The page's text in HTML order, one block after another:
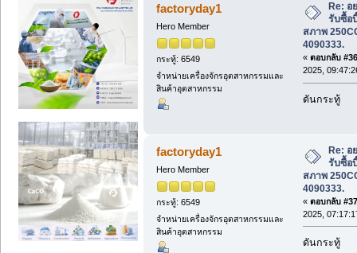
factoryday1
Hero Member
กระทู้: 6549
จำหน่ายเครื่องจักรอุตสาหกรรมและ
สินค้าอุตสาหกรรม
Re: อ
รับซื้อ
สภาพ
4090333.
« ตอบกลับ
2025,
ดันกระทู้
factoryday1
Hero Member
กระทู้: 6549
จำหน่ายเครื่องจักรอุตสาหกรรมและ
สินค้าอุตสาหกรรม
Re: อ
รับซื้อ
สภาพ
4090333.
« ตอบกลับ
2025,
ดันกระทู้